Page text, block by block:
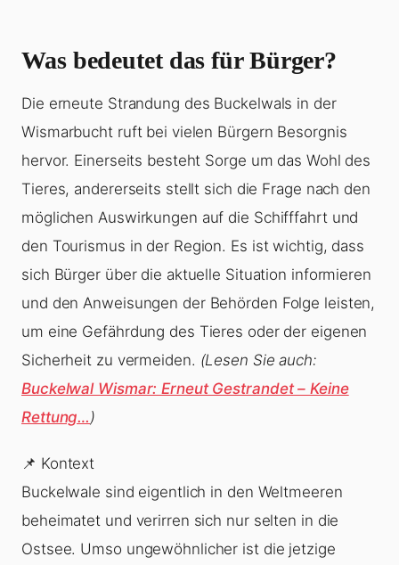
Was bedeutet das für Bürger?
Die erneute Strandung des Buckelwals in der
Wismarbucht ruft bei vielen Bürgern Besorgnis
hervor. Einerseits besteht Sorge um das Wohl des
Tieres, andererseits stellt sich die Frage nach den
möglichen Auswirkungen auf die Schifffahrt und
den Tourismus in der Region. Es ist wichtig, dass
sich Bürger über die aktuelle Situation informieren
und den Anweisungen der Behörden Folge leisten,
um eine Gefährdung des Tieres oder der eigenen
Sicherheit zu vermeiden. (Lesen Sie auch:
Buckelwal Wismar: Erneut Gestrandet – Keine
Rettung… )
📌 Kontext
Buckelwale sind eigentlich in den Weltmeeren
beheimatet und verirren sich nur selten in die
Ostsee. Umso ungewöhnlicher ist die jetzige